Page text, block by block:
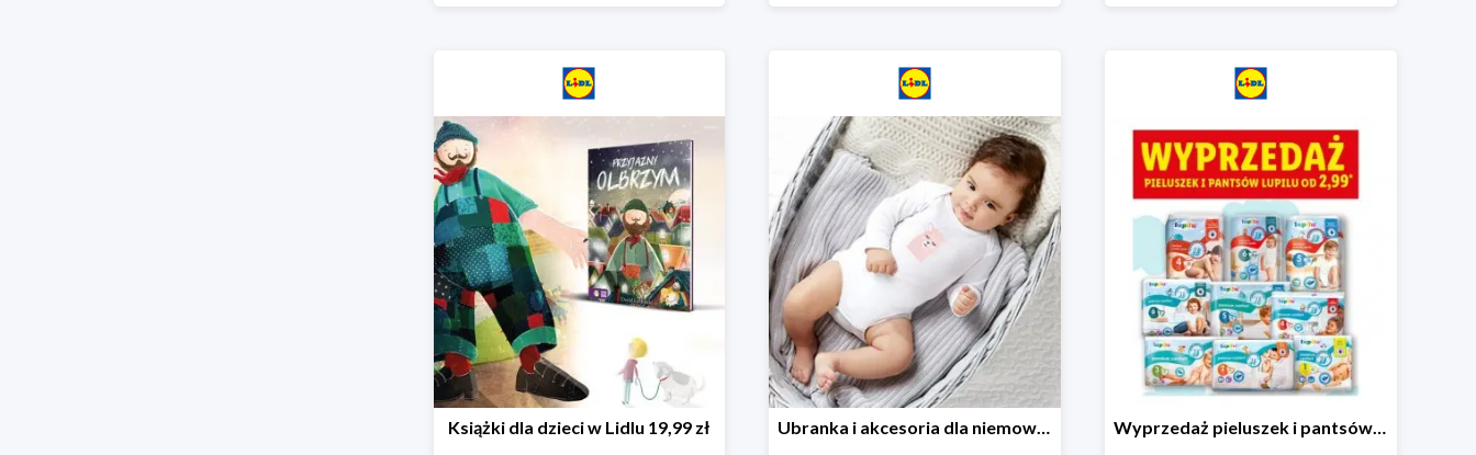
Książki dla dzieci w Lidlu 19,99 zł Ubranka i akcesoria dla niemowląt w Lidlu od 9,99 zł Wyprzedaż pieluszek i pantsów LUPILU od 2,99 zł